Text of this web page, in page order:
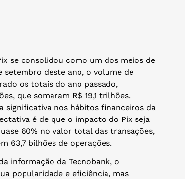
se consolidou como um dos meios de
setembro deste ano, o volume de
os totais do ano passado,
que somaram R$ 19,1 trilhões.
significativa nos hábitos financeiros da
é de que o impacto do Pix seja
60% no valor total das transações,
63,7 bilhões de operações.
informação da Tecnobank, o
popularidade e eficiência, mas